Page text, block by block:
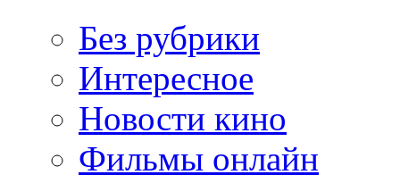
Без рубрики
Интересное
Новости кино
Фильмы онлайн